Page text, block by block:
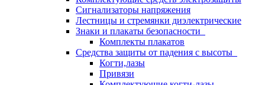
Сигнализаторы напряжения
Лестницы и стремянки диэлектрические
Знаки и плакаты безопасности
Комплекты плакатов
Средства защиты от падения с высоты
Когти,лазы
Привязи